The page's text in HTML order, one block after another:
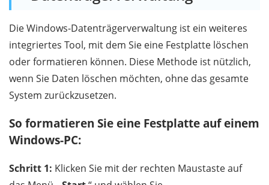
Die Windows-Datenträgerverwaltung ist ein weiteres
integriertes Tool, mit dem Sie eine Festplatte löschen
oder formatieren können. Diese Methode ist nützlich,
wenn Sie Daten löschen möchten, ohne das gesamte
System zurückzusetzen.
So formatieren Sie eine Festplatte auf einem
Windows-PC:
Schritt 1: Klicken Sie mit der rechten Maustaste auf